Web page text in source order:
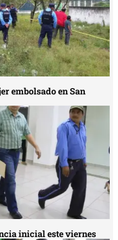
embolsado en San
inicial este viernes